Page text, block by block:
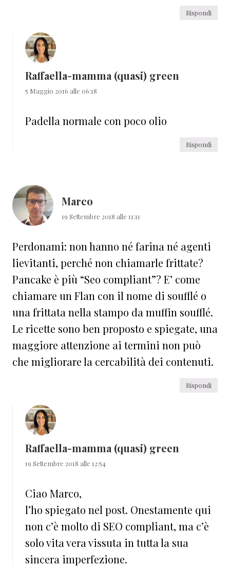
Rispondi
Raffaella-mamma (quasi) green
5 Maggio 2016 alle 06:18
Padella normale con poco olio
Rispondi
Marco
19 Settembre 2018 alle 11:11
Perdonami: non hanno né farina né agenti
lievitanti, perché non chiamarle frittate?
Pancake è più “Seo compliant”? E’ come
chiamare un Flan con il nome di soufflé o
una frittata nella stampo da muffin soufflé.
Le ricette sono ben proposto e spiegate, una
maggiore attenzione ai termini non può
che migliorare la cercabilità dei contenuti.
Rispondi
Raffaella-mamma (quasi) green
19 Settembre 2018 alle 12:54
Ciao Marco,
l’ho spiegato nel post. Onestamente qui
non c’è molto di SEO compliant, ma c’è
solo vita vera vissuta in tutta la sua
sincera imperfezione.